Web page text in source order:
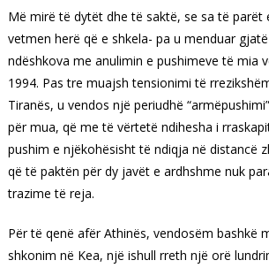
Më mirë të dytët dhe të saktë, se sa të parët
vetmen herë që e shkela- pa u menduar
ndëshkova me anulimin e pushimeve të mia
1994. Pas tre muajsh tensionimi të
Tiranës, u vendos një periudhë
për mua, që me të vërtetë ndihesha i
pushim e njëkohësisht të ndiqja në distancë
që të paktën për dy javët e ardhshme nuk
trazime të reja.
Për të qenë afër Athinës, vendosëm bashkë
shkonim në Kea, një ishull rreth një orë